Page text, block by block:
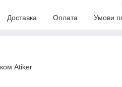
Доставка Оплата Умови
Atiker